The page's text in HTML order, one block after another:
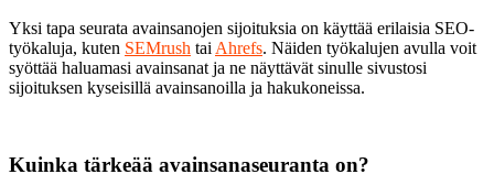
Yksi tapa seurata avainsanojen sijoituksia on käyttää erilaisia SEO-
työkaluja, kuten SEMrush tai Ahrefs. Näiden työkalujen avulla voit
syöttää haluamasi avainsanat ja ne näyttävät sinulle sivustosi
sijoituksen kyseisillä avainsanoilla ja hakukoneissa.
Kuinka tärkeää avainsanaseuranta on?